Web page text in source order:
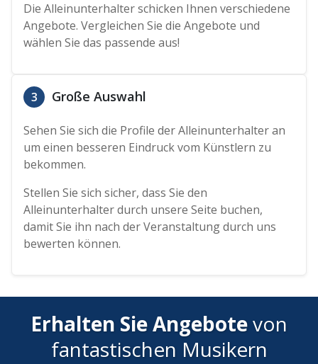
Die Alleinunterhalter schicken Ihnen verschiedene
Angebote. Vergleichen Sie die Angebote und
wählen Sie das passende aus!
3 Große Auswahl
Sehen Sie sich die Profile der Alleinunterhalter an
um einen besseren Eindruck vom Künstlern zu
bekommen.
Stellen Sie sich sicher, dass Sie den
Alleinunterhalter durch unsere Seite buchen,
damit Sie ihn nach der Veranstaltung durch uns
bewerten können.
Erhalten Sie Angebotevon
fantastischen Musikern